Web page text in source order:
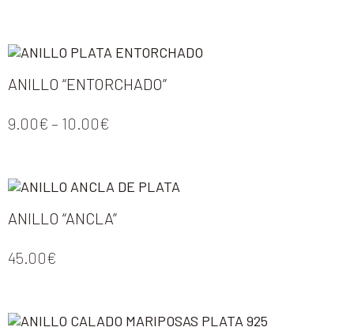
ANILLO “ENTORCHADO”
9.00€ – 10.00€
ANILLO “ANCLA”
45.00€